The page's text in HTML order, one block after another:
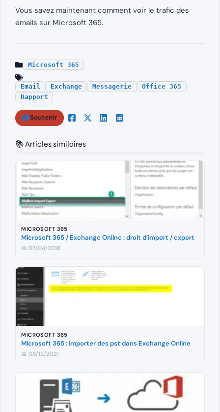
Vous savez maintenant comment voir le trafic des
emails sur Microsoft 365.
Microsoft 365
Email Exchange Messagerie
Office 365
Rapport
Soutenir
📚 Articles similaires
MICROSOFT 365
Microsoft 365 / Exchange Online : droit d’import / export
📅 03/04/2018
MICROSOFT 365
Microsoft 365 : importer des pst dans Exchange Online
📅 06/12/2021